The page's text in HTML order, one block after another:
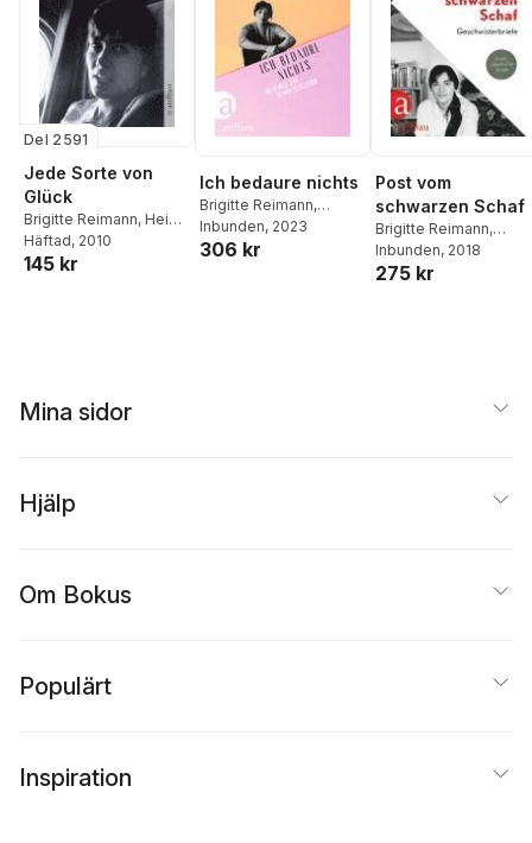
Del 2591
Jede Sorte von
Glück
Brigitte Reimann, Heide
Hampel ,Angela
Drescher
Häftad, 2010
145 kr
Ich bedaure nichts
Brigitte Reimann,
Angela Drescher
Inbunden, 2023
306 kr
Post vom
schwarzen Schaf
Brigitte Reimann,
Angela Drescher
Hampel
Inbunden, 2018
275 kr
Mina sidor
Hjälp
Om Bokus
Populärt
Inspiration